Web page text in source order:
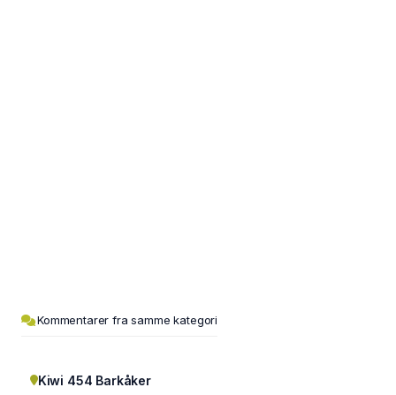
Kommentarer fra samme kategori
Kiwi 454 Barkåker